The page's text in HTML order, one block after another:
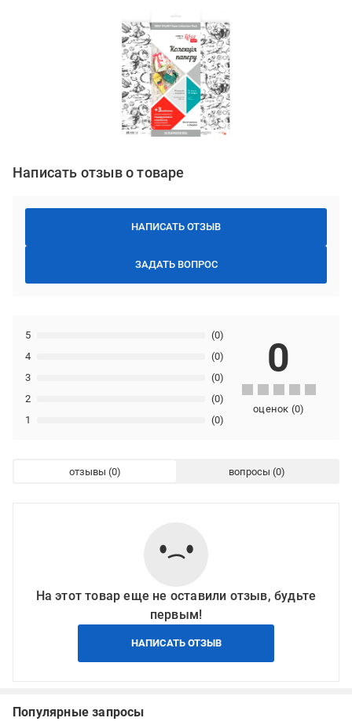
Написать отзыв о товаре
НАПИСАТЬ ОТЗЫВ
ЗАДАТЬ ВОПРОС
1 (0)
2 (0)
3 (0)
4 (0)
5 (0)
0
оценок (0)
отзывы вопросы
На этот товар еще не оставили отзыв, будьте
первым!
НАПИСАТЬ ОТЗЫВ
Популярные запросы